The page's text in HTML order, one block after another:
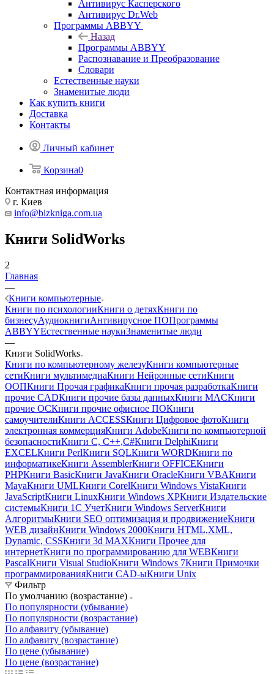
Антивирус Касперского
Антивирус Dr.Web
Программы ABBYY
Назад
Программы ABBYY
Распознавание и Преобразование
Словари
Естественные науки
Знаменитые люди
Как купить книги
Доставка
Контакты
Личный кабинет
Корзина0
Контактная информация
г. Киев
info@bizkniga.com.ua
Книги SolidWorks
2
Главная
—
Книги компьютерные
Книги по психологииКниги о детяхКниги по
бизнесуАудиокнигиАнтивирусное ПОПрограммы
ABBYYЕстественные наукиЗнаменитые люди
—
Книги SolidWorks
Книги по компьютерному железуКниги компьютерные
сетиКниги мультимедиаКниги Нейронные сетиКниги
ООПКниги Прочая графикаКниги прочая разработкаКниги
прочие CADКниги прочие базы данныхКниги MACКниги
прочие ОСКниги прочие офисное ПОКниги
самоучителиКниги ACCESSКниги Цифровое фотоКниги
электронная коммерцияКниги AdobeКниги по компьютерной
безопасностиКниги C, C++,С#Книги DelphiКниги
EXCELКниги PerlКниги SQLКниги WORDКниги по
информатикеКниги AssemblerКниги OFFICEКниги
PHPКниги BasicКниги JavaКниги OracleКниги VBAКниги
MayaКниги UMLКниги CorelКниги Windows VistaКниги
JavaScriptКниги LinuxКниги Windows XPКниги Издательские
системыКниги 1C УчетКниги Windows ServerКниги
АлгоритмыКниги SEO оптимизация и продвижениеКниги
WEB дизайнКниги Windows 2000Книги HTML,XML,
Dynamic, CSSКниги 3d MAXКниги Прочее для
интернетКниги по программированию для WEBКниги
PascalКниги Visual StudioКниги Windows 7Книги Примочки
программированияКниги CAD-ыКниги Unix
Фильтр
По умолчанию (возрастание)
По популярности (убывание)
По популярности (возрастание)
По алфавиту (убывание)
По алфавиту (возрастание)
По цене (убывание)
По цене (возрастание)